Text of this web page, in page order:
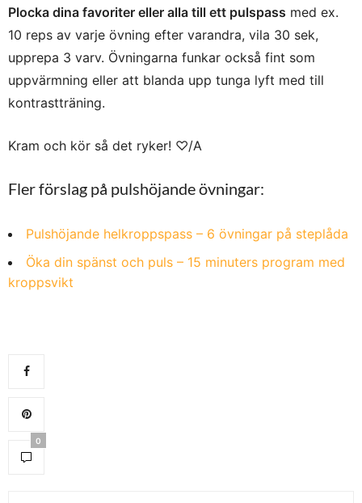
Plocka dina favoriter eller alla till ett pulspass med ex.
10 reps av varje övning efter varandra, vila 30 sek,
upprepa 3 varv. Övningarna funkar också fint som
uppvärmning eller att blanda upp tunga lyft med till
kontrastträning.
Kram och kör så det ryker! ♡/A
Fler förslag på pulshöjande övningar:
Pulshöjande helkroppspass – 6 övningar på steplåda
Öka din spänst och puls – 15 minuters program med
kroppsvikt
0